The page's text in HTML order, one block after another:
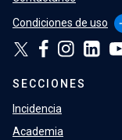
Condiciones de uso
SECCIONES
Incidencia
Academia